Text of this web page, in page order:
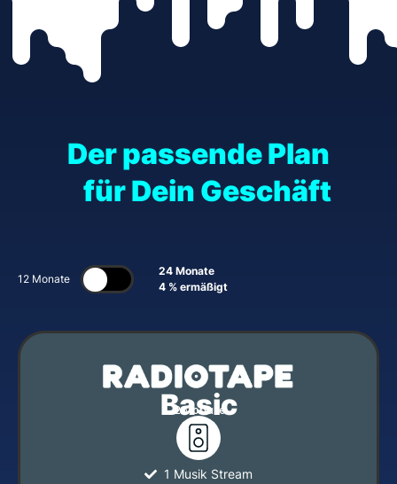
Der passende Plan
für Dein Geschäft
12 Monate
24 Monate
4 % ermäßigt
Basic
12 Monate
1 Musik Stream